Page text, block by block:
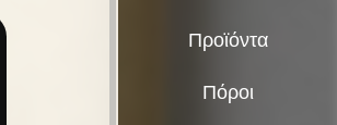
Προϊόντα
Πόροι